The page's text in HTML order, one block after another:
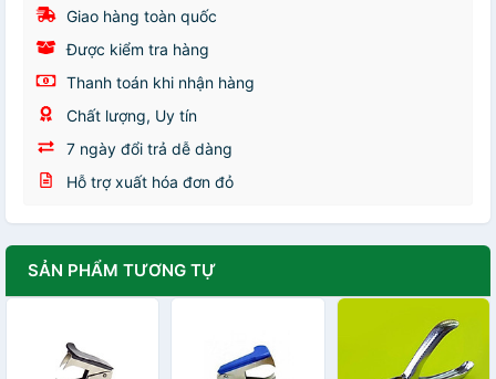
Giao hàng toàn quốc
Được kiểm tra hàng
Thanh toán khi nhận hàng
Chất lượng, Uy tín
7 ngày đổi trả dễ dàng
Hỗ trợ xuất hóa đơn đỏ
SẢN PHẨM TƯƠNG TỰ